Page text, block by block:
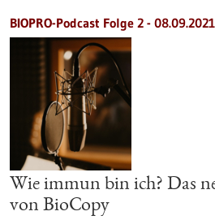
BIOPRO-Podcast Folge 2 - 08.09.2021
Wie immun bin ich? Das
von BioCopy